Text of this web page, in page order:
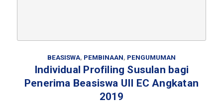
BEASISWA, PEMBINAAN, PENGUMUMAN
Individual Profiling Susulan bagi
Penerima Beasiswa UII EC Angkatan
2019